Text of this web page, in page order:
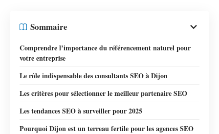
Sommaire
Comprendre l’importance du référencement naturel pour
votre entreprise
Le rôle indispensable des consultants SEO à Dijon
Les critères pour sélectionner le meilleur partenaire SEO
Les tendances SEO à surveiller pour 2025
Pourquoi Dijon est un terreau fertile pour les agences SEO